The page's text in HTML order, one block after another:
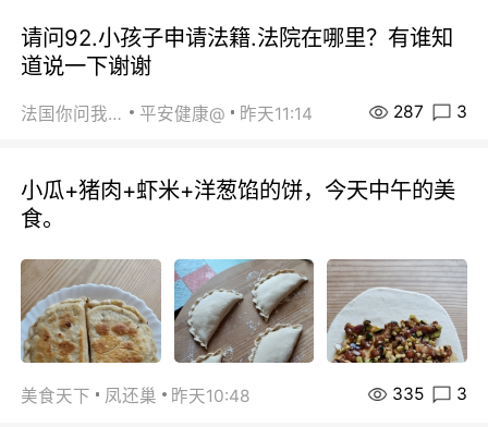
请问92.小孩子申请法籍.法院在哪里？有谁知
道说一下谢谢
法国你问我答 平安健康@ 昨天11:14 287 3
小瓜+猪肉+虾米+洋葱馅的饼，今天中午的美
食。
美食天下 凤还巢 昨天10:48 335 3